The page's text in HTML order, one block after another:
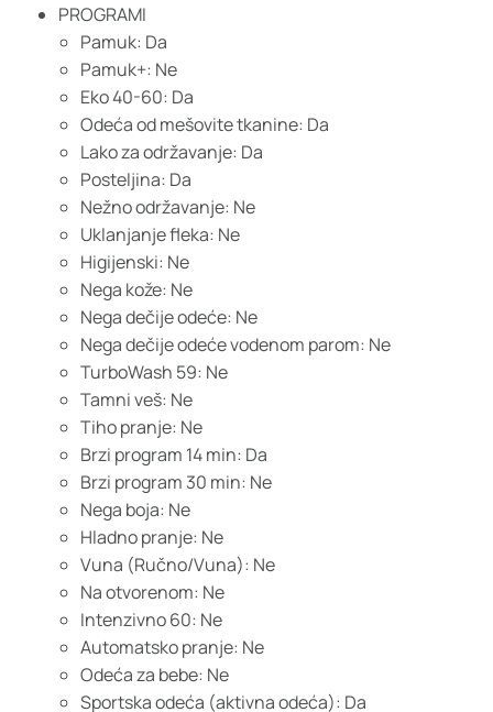
PROGRAMI
Pamuk: Da
Pamuk+: Ne
Eko 40-60: Da
Odeća od mešovite tkanine: Da
Lako za održavanje: Da
Posteljina: Da
Nežno održavanje: Ne
Uklanjanje fleka: Ne
Higijenski: Ne
Nega kože: Ne
Nega dečije odeće: Ne
Nega dečije odeće vodenom parom: Ne
TurboWash 59: Ne
Tamni veš: Ne
Tiho pranje: Ne
Brzi program 14 min: Da
Brzi program 30 min: Ne
Nega boja: Ne
Hladno pranje: Ne
Vuna (Ručno/Vuna): Ne
Na otvorenom: Ne
Intenzivno 60: Ne
Automatsko pranje: Ne
Odeća za bebe: Ne
Sportska odeća (aktivna odeća): Da